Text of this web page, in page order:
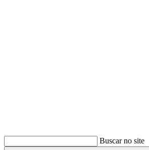
Buscar no site